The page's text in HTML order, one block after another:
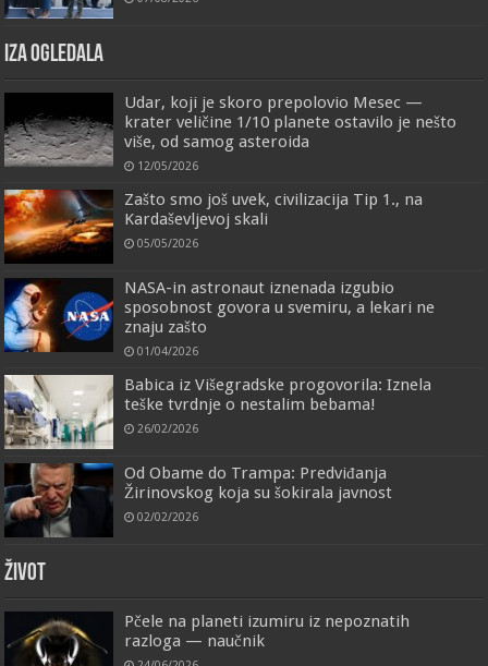
IZA OGLEDALA
Udar, koji je skoro prepolovio Mesec —
krater veličine 1/10 planete ostavilo je nešto
više, od samog asteroida
12/05/2026
Zašto smo još uvek, civilizacija Tip 1., na
Kardaševljevoj skali
05/05/2026
NASA-in astronaut iznenada izgubio
sposobnost govora u svemiru, a lekari ne
znaju zašto
01/04/2026
Babica iz Višegradske progovorila: Iznela
teške tvrdnje o nestalim bebama!
26/02/2026
Od Obame do Trampa: Predviđanja
Žirinovskog koja su šokirala javnost
02/02/2026
ŽIVOT
Pčele na planeti izumiru iz nepoznatih
razloga — naučnik